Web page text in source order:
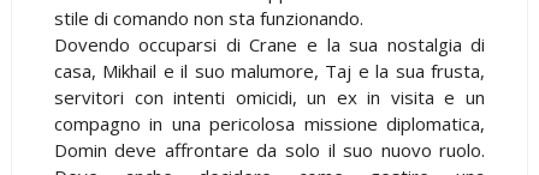
stile di comando non sta funzionando.
Dovendo occuparsi di Crane e la sua nostalgia di
casa, Mikhail e il suo malumore, Taj e la sua frusta,
servitori con intenti omicidi, un ex in visita e un
compagno in una pericolosa missione diplomatica,
Domin deve affrontare da solo il suo nuovo ruolo.